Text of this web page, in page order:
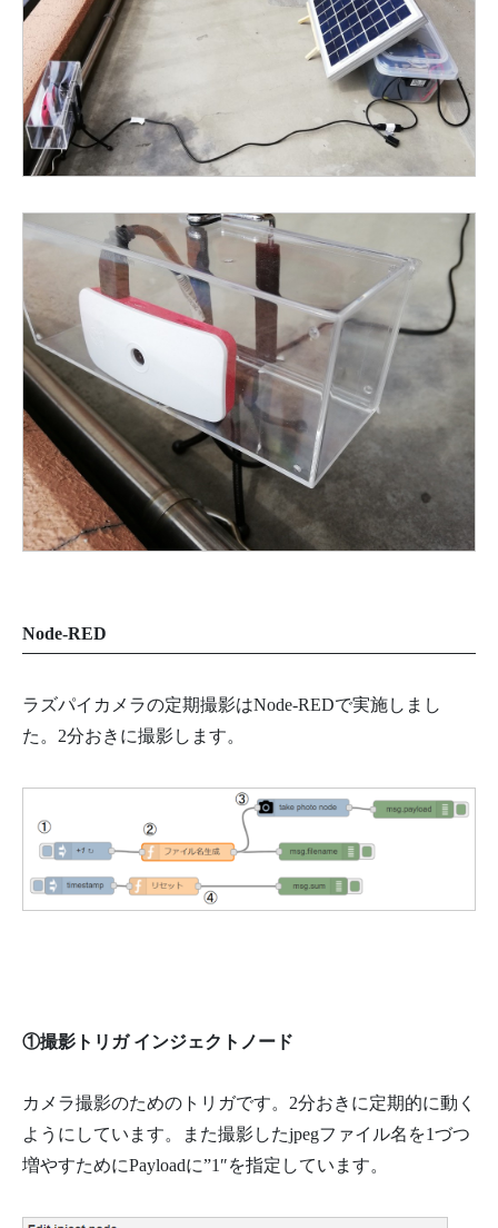
Node-RED
ラズパイカメラの定期撮影はNode-REDで実施しまし
た。2分おきに撮影します。
①撮影トリガ インジェクトノード
カメラ撮影のためのトリガです。2分おきに定期的に動く
ようにしています。また撮影したjpegファイル名を1づつ
増やすためにPayloadに”1″を指定しています。